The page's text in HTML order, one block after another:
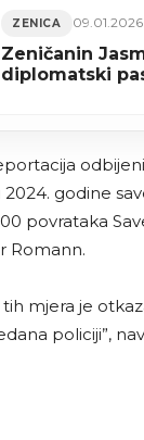
ZENICA 09.01.2026
Zeničanin
diplomatski
2024. godine
povrataka
Romann.
tih mjera je
policiji”,